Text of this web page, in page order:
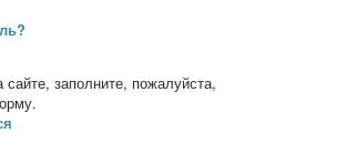
заполните, пожалуйста,